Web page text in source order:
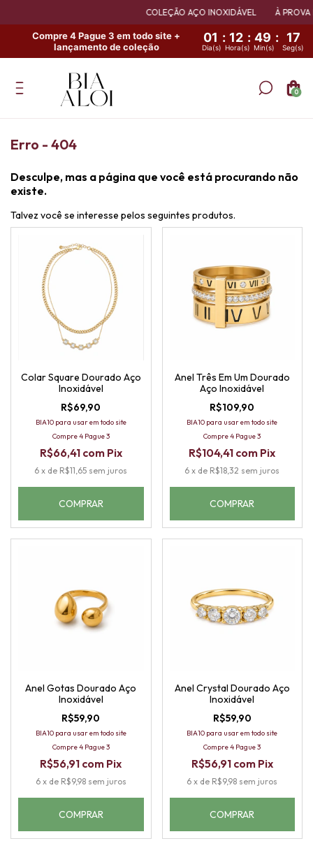
Compre 4 Pague 3 em todo site +
lançamento de coleção
01 : 12 : 49 : 17
Dia(s) Hora(s) Min(s) Seg(s)
COLEÇÃO AÇO INOXIDÁVEL À PROVA
0
Erro - 404
Desculpe, mas a página que você está procurando não
existe.
Talvez você se interesse pelos seguintes produtos.
Colar Square Dourado Aço
Inoxidável
R$69,90
BIA10 para usar em todo site
Compre 4 Pague 3
R$66,41 com Pix
6 x de R$11,65 sem juros
Anel Três Em Um Dourado
Aço Inoxidável
R$109,90
BIA10 para usar em todo site
Compre 4 Pague 3
R$104,41 com Pix
6 x de R$18,32 sem juros
COMPRAR
Anel Gotas Dourado Aço
Inoxidável
R$59,90
BIA10 para usar em todo site
Compre 4 Pague 3
R$56,91 com Pix
6 x de R$9,98 sem juros
COMPRAR
Anel Crystal Dourado Aço
Inoxidável
R$59,90
BIA10 para usar em todo site
Compre 4 Pague 3
R$56,91 com Pix
6 x de R$9,98 sem juros
COMPRAR